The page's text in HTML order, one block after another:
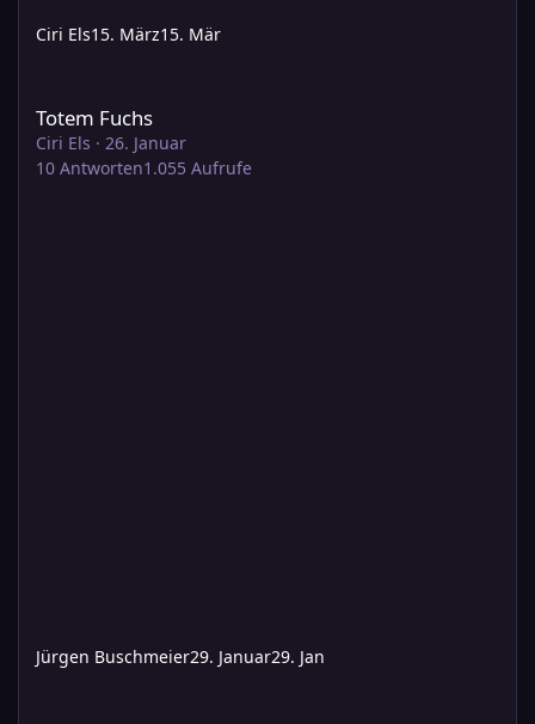
Ciri Els15. März15. Mär
Totem Fuchs
Ciri Els · 26. Januar
10 Antworten1.055 Aufrufe
Jürgen Buschmeier29. Januar29. Jan